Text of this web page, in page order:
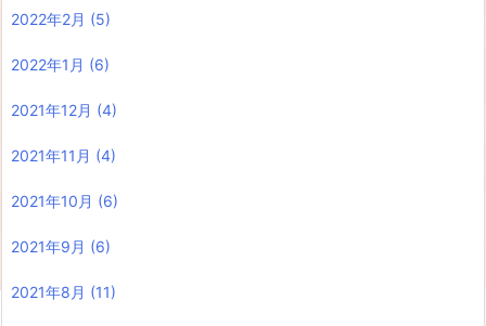
2022年2月 (5)
2022年1月 (6)
2021年12月 (4)
2021年11月 (4)
2021年10月 (6)
2021年9月 (6)
2021年8月 (11)